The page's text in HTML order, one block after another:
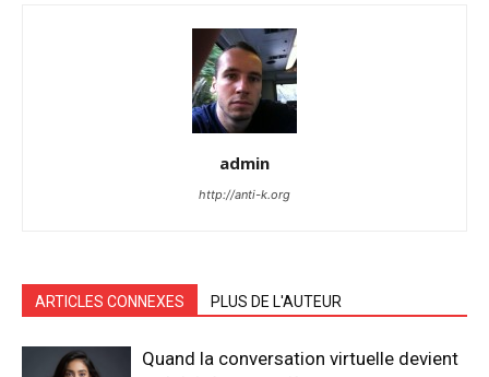
admin
http://anti-k.org
ARTICLES CONNEXES PLUS DE L'AUTEUR
Quand la conversation virtuelle devient